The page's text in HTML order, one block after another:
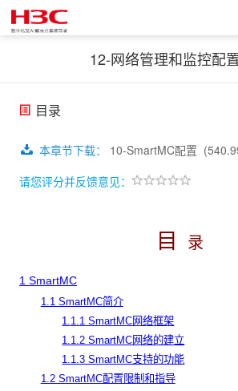
12-网络管理和监控配
目录
本章节下载： 10-SmartMC配置
请您评分并反馈意见：
目 录
1 SmartMC
1.1 SmartMC简介
1.1.1 SmartMC网络框架
1.1.2 SmartMC网络的建立
1.1.3 SmartMC支持的功能
1.2 SmartMC配置限制和指导